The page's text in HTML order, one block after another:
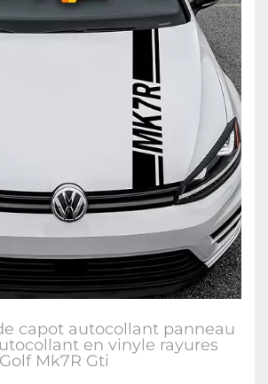
capot autocollant panneau
en vinyle rayures
Mk7R Gti